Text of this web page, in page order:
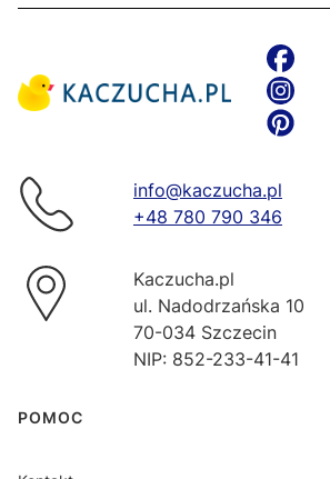
info@kaczucha.pl
+48 780 790 346
Kaczucha.pl
ul. Nadodrzańska 10
70-034 Szczecin
NIP: 852-233-41-41
Linki w stopce
POMOC